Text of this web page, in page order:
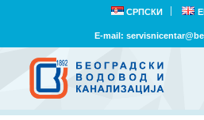
СРПСКИ
E-mail: